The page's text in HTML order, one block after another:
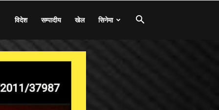
विदेश सम्पादीय खेल सिनेमा